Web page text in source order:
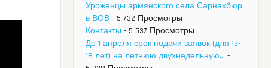
Уроженцы армянского села Сарнахбюр
в ВОВ - 5 732 Просмотры
Контакты - 5 537 Просмотры
До 1 апреля срок подачи заявок (для 13-
18 лет) на летнюю двухнедельную... -